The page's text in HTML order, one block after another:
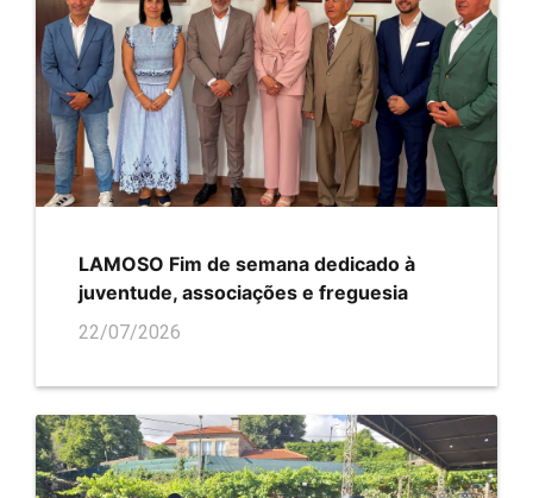
LAMOSO Fim de semana dedicado à
juventude, associações e freguesia
22/07/2026